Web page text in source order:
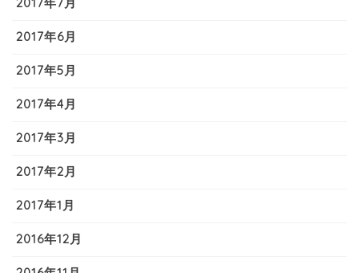
2017年7月
2017年6月
2017年5月
2017年4月
2017年3月
2017年2月
2017年1月
2016年12月